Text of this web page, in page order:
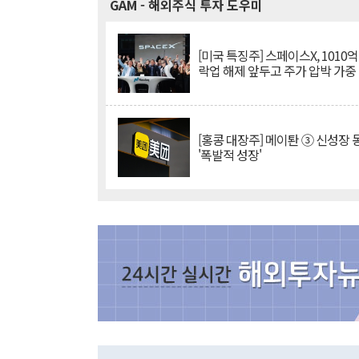
GAM - 해외주식 투자 도우미
[미국 특징주] 스페이스X, 1010
락업 해제 앞두고 주가 압박 가중
[홍콩 대장주] 메이퇀 ③ 신성장
'폭발적 성장'